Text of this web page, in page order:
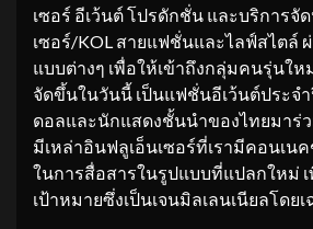
เซอร์ อีเว้นต์ โปรดักชั่น และบริการจั
เซอร์/KOL สายแฟชั่นและไลฟ์สไตล์
แบบต่างๆ เพื่อให้เข้าถึงกลุ่มคนรุ่นใ
จัดขึ้นในวันนี้ เป็นแฟชั่นอีเว้นต์ประจ
ดอลและนักแสดงชั้นนำของไทยมาร่
มีเหล่าอินฟลูเอ็นเซอร์ที่เรามีคอนเน
ในการสื่อสารในรูปแบบที่แปลกใหม่
เป้าหมายซึ่งเป็นเจนมิลเลนเนียลโดยเ